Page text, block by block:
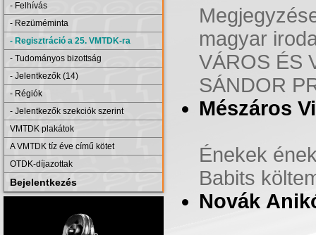
- Felhívás
- Rezüméminta
- Regisztráció a 25. VMTDK-ra
- Tudományos bizottság
- Jelentkezők (14)
- Régiók
- Jelentkezők szekciók szerint
VMTDK plakátok
A VMTDK tíz éve című kötet
OTDK-díjazottak
Bejelentkezés
magyar
VÁROS ÉS
SÁNDOR
Mészáros
Énekek
Babits
Novák